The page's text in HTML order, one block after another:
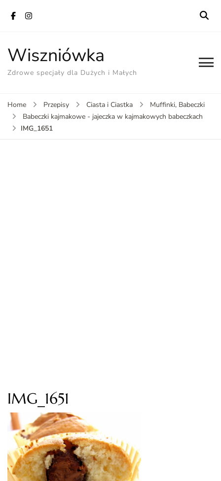
Wiszniówka
Zdrowe specjały dla Dużych i Małych
Home Przepisy Ciasta i Ciastka
Muffinki, Babeczki
Babeczki kajmakowe - jajeczka w kajmakowych babeczkach
IMG_1651
IMG_1651